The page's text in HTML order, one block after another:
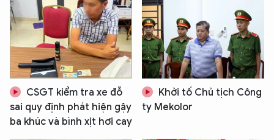
CSGT kiểm tra xe đỗ
sai quy định phát hiện gậy
ba khúc và bình xịt hơi cay
Khởi tố Chủ tịch Công
ty Mekolor